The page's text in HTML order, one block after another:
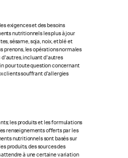
exigences et des besoins
nutritionnels les plus à jour
sésame, soja, noix, et blé et
prenons, les opérations normales
d'autres, incluant d'autres
pour toute question concernant
clients souffrant d'allergies
les produits et les formulations
renseignements offerts par les
nutritionnels sont basés sur
produits, des sources des
attendre à une certaine variation